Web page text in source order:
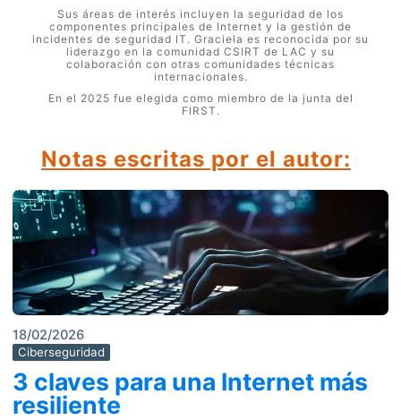
Sus áreas de interés incluyen la seguridad de los
componentes principales de Internet y la gestión de
incidentes de seguridad IT. Graciela es reconocida por su
liderazgo en la comunidad CSIRT de LAC y su
colaboración con otras comunidades técnicas
internacionales.
En el 2025 fue elegida como miembro de la junta del
FIRST.
Notas escritas por el autor:
18/02/2026
Ciberseguridad
3 claves para una Internet más
resiliente